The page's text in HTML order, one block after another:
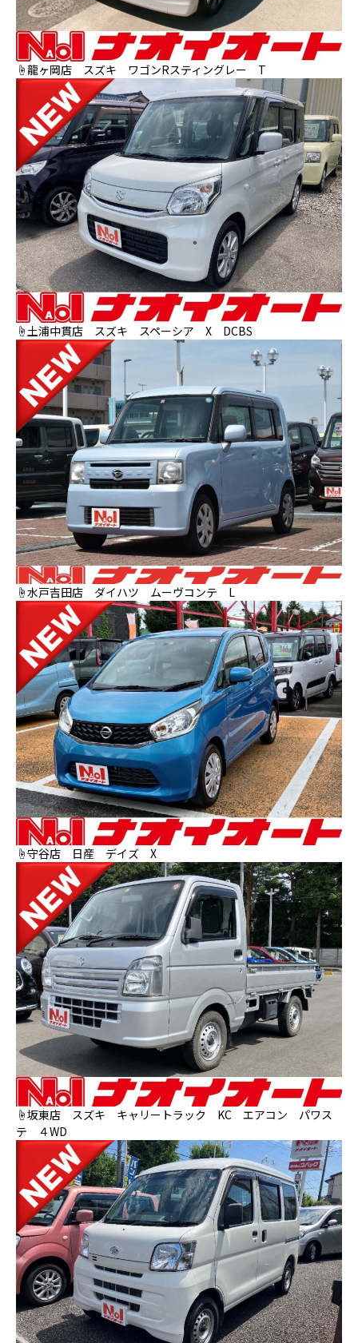
☝龍ヶ岡店 スズキ ワゴンRスティングレー T
☝土浦中貫店 スズキ スペーシア X DCBS
☝水戸吉田店 ダイハツ ムーヴコンテ L
☝守谷店 日産 デイズ X
☝坂東店 スズキ キャリートラック KC エアコン パワス
テ ４WD